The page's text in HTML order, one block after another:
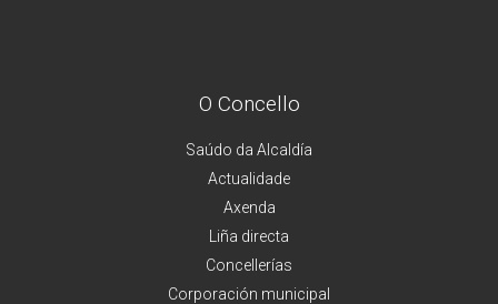
O Concello
Saúdo da Alcaldía
Actualidade
Axenda
Liña directa
Concellerías
Corporación municipal